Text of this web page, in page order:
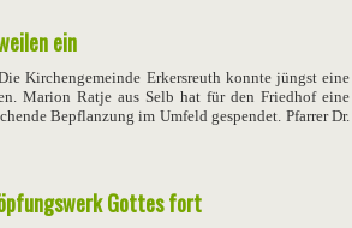
ein
Kirchengemeinde Erkersreuth konnte jüngst eine
Marion Ratje aus Selb hat für den Friedhof eine
Bepflanzung im Umfeld gespendet. Pfarrer Dr.
Gottes fort